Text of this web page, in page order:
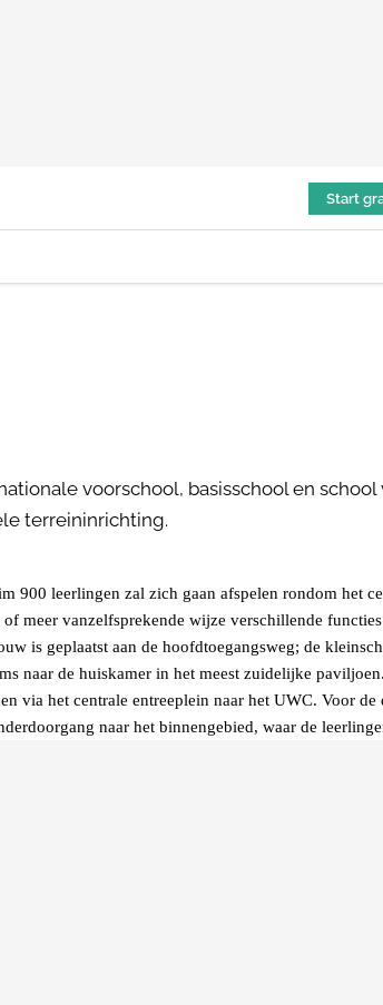
Start
voorschool, basisschool en
terreininrichting.
900 leerlingen zal zich gaan afspelen rondom het
meer vanzelfsprekende wijze verschillende
is geplaatst aan de hoofdtoegangsweg; de
naar de huiskamer in het meest zuidelijke
via het centrale entreeplein naar het UWC. Voor de
naar het binnengebied, waar de